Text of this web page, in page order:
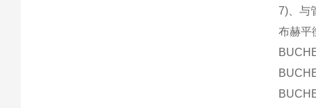
7)、与
布赫平